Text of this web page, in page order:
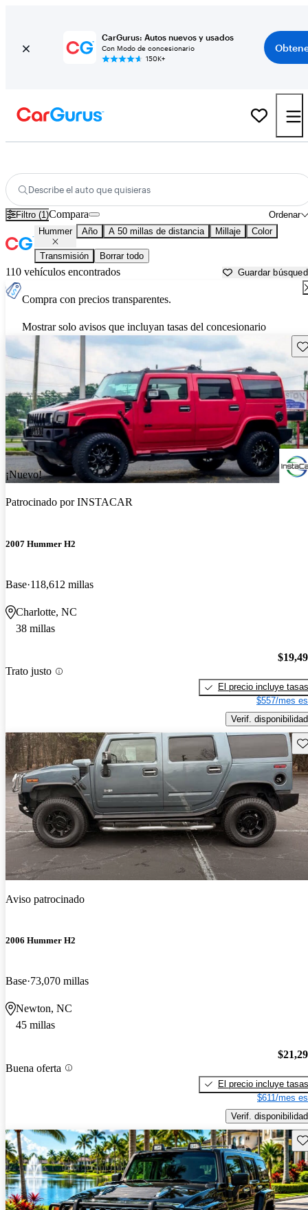
CarGurus: Autos nuevos y usados
Con Modo de concesionario
150K+
Describe el auto que quisieras
Filtro (1) Ordenar
Compara
Hummer Año A 50 millas de distancia Millaje Color
Transmisión Borrar todo
110 vehículos encontrados Guardar
Compra con precios transparentes.
Mostrar solo avisos que incluyan tasas del concesionario
¡Nuevo!
Patrocinado porINSTACAR
2007 Hummer H2
Base 118,612 millas
Charlotte, NC
38 millas
Trato justo
El precio incluye tasas
$557/mes
Verif. disponibilidad
Aviso patrocinado
2006 Hummer H2
Base 73,070 millas
Newton, NC
45 millas
Buena oferta
El precio incluye tasas
$611/mes
Verif. disponibilidad